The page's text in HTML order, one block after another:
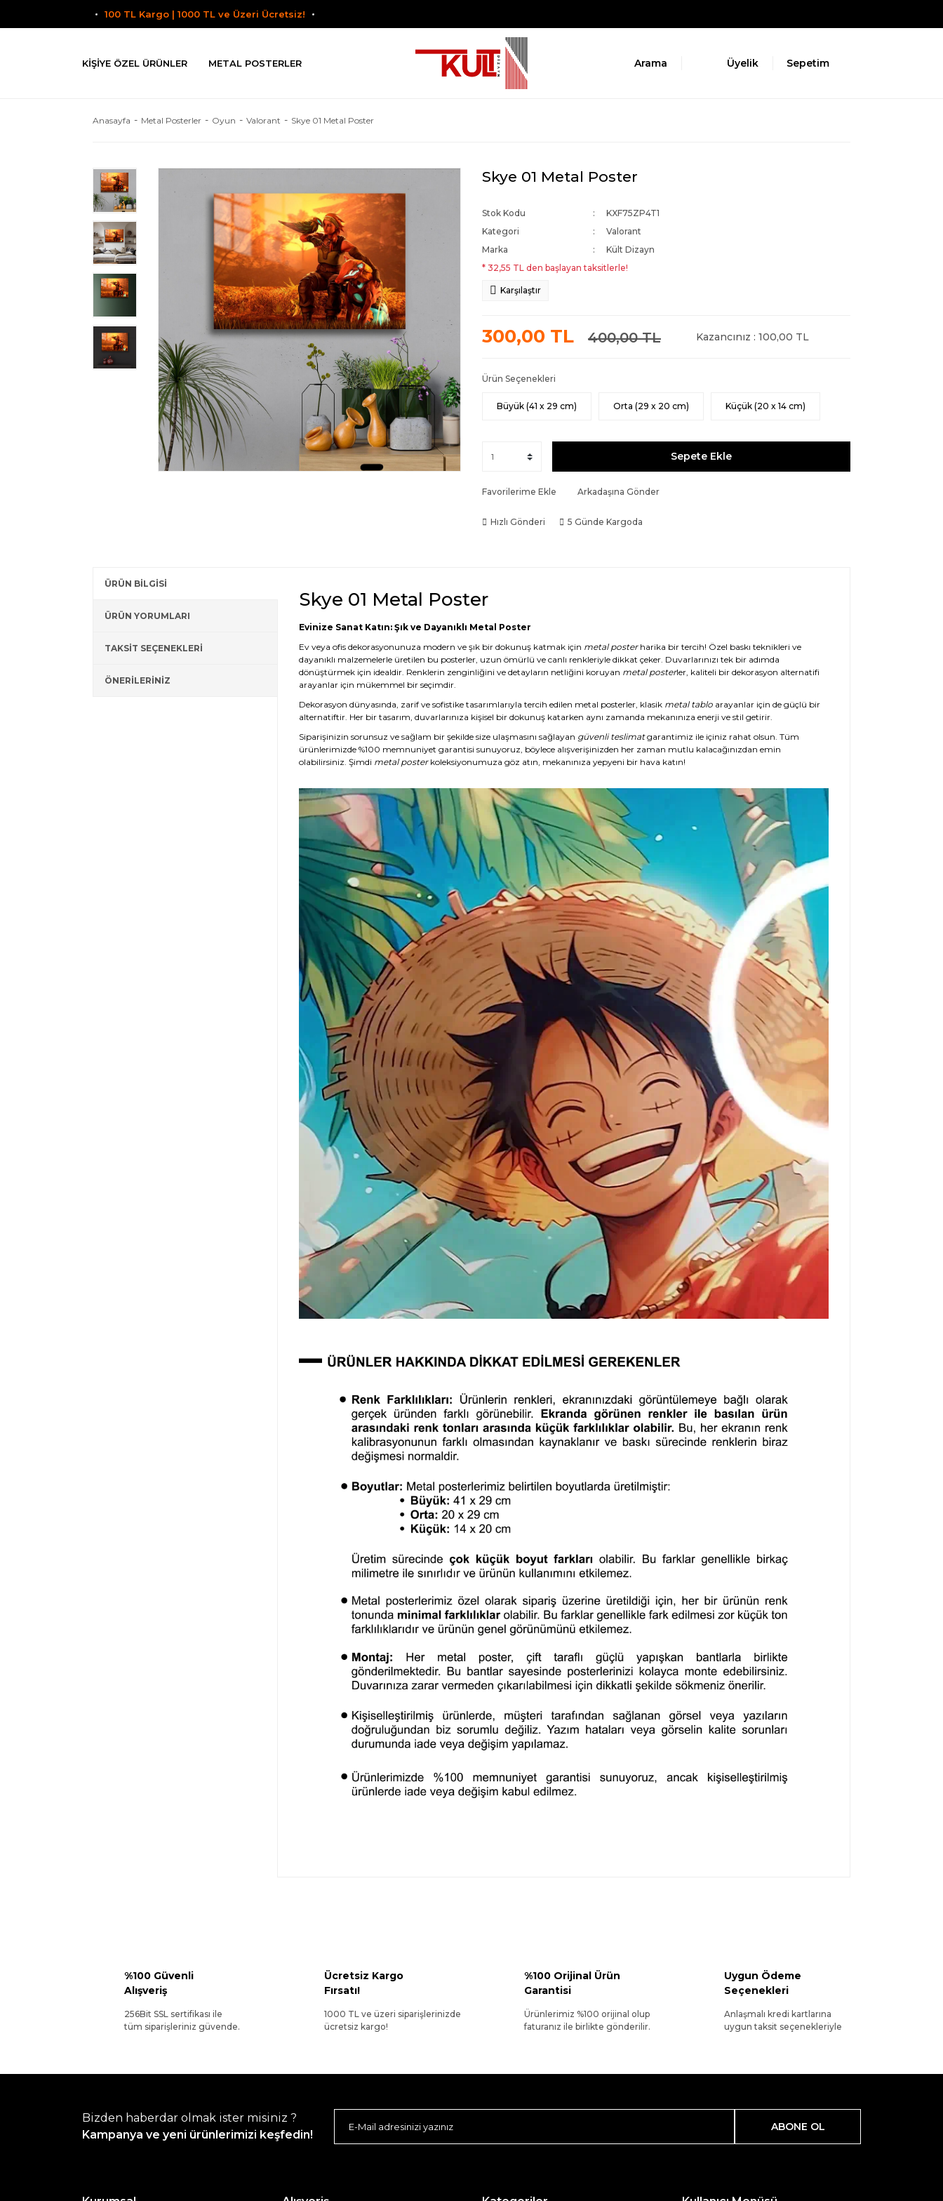
100 TL Kargo | 1000 TL ve Üzeri Ücretsiz!
KIŞIYE ÖZEL ÜRÜNLER METAL POSTERLER Arama Üyelik Sepetim
Anasayfa Metal Posterler Oyun Valorant Skye 01 Metal Poster
Skye 01 Metal Poster
Stok Kodu
KXF75ZP4T1
Kategori
Valorant
Marka
Kült Dizayn
* 32,55 TL den başlayan taksitlerle!
Karşılaştır
300,00 TL 400,00 TL Kazancınız : 100,00 TL
Ürün Seçenekleri
Büyük (41 x 29 cm) Orta (29 x 20 cm) Küçük (20 x 14 cm)
Sepete Ekle
Favorilerime Ekle Arkadaşına Gönder
Hızlı Gönderi 5 Günde Kargoda
ÜRÜN BİLGİSİ
ÜRÜN YORUMLARI
TAKSİT SEÇENEKLERİ
ÖNERİLERİNİZ
Skye 01 Metal Poster
Evinize Sanat Katın: Şık ve Dayanıklı Metal Poster
Ev veya ofis dekorasyonunuza modern ve şık bir dokunuş katmak için metal posterharika bir tercih! Özel baskı teknikleri ve
dayanıklı malzemelerle üretilen bu posterler, uzun ömürlü ve canlı renkleriyle dikkat çeker. Duvarlarınızı tek bir adımda
dönüştürmek için idealdir. Renklerin zenginliğini ve detayların netliğini koruyan metal posterler, kaliteli bir dekorasyon alternatifi
arayanlar için mükemmel bir seçimdir.
Dekorasyon dünyasında, zarif ve sofistike tasarımlarıyla tercih edilen metal posterler, klasik metal tabloarayanlar için de güçlü bir
alternatiftir. Her bir tasarım, duvarlarınıza kişisel bir dokunuş katarken aynı zamanda mekanınıza enerji ve stil getirir.
Siparişinizin sorunsuz ve sağlam bir şekilde size ulaşmasını sağlayan güvenli teslimatgarantimiz ile içiniz rahat olsun. Tüm
ürünlerimizde %100 memnuniyet garantisi sunuyoruz, böylece alışverişinizden her zaman mutlu kalacağınızdan emin
olabilirsiniz. Şimdi metal posterkoleksiyonumuza göz atın, mekanınıza yepyeni bir hava katın!
%100 Güvenli
Alışveriş
256Bit SSL sertifikası ile
tüm siparişleriniz güvende.
Ücretsiz Kargo
Fırsatı!
1000 TL ve üzeri siparişlerinizde
ücretsiz kargo!
%100 Orijinal Ürün
Garantisi
Ürünlerimiz %100 orijinal olup
faturanız ile birlikte gönderilir.
Uygun Ödeme
Seçenekleri
Anlaşmalı kredi kartlarına
uygun taksit seçenekleriyle
Bizden haberdar olmak ister misiniz ?
Kampanya ve yeni ürünlerimizi keşfedin!
ABONE OL